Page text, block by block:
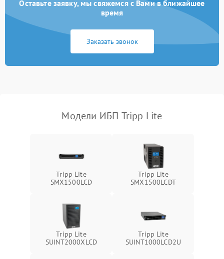
Неисправность системы
1000 ₽
индикаторов
Неисправность системы
Подробнее →
Неисправность системы
мониторинга
Подробнее →
Оставьте заявку, мы свяжемся с Вами в ближайшее
время
Заказать звонок
Модели ИБП Tripp Lite
Tripp Lite
SMX1500LCD
Tripp Lite
SMX1500LCDT
Tripp Lite
SUINT2000XLCD
Tripp Lite
SUINT1000LCD2U